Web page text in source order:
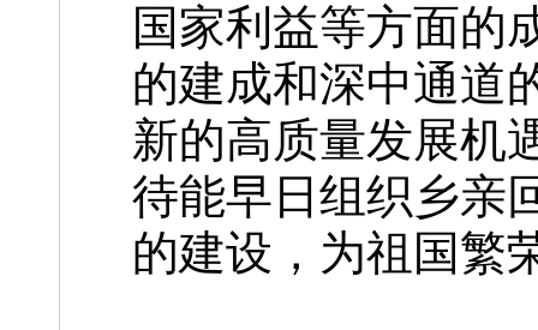
国家利益等方面的
的建成和深中通道
新的高质量发展机
待能早日组织乡亲
的建设，为祖国繁